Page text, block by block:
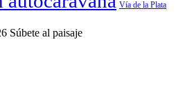
Vía de la Plata
Súbete al paisaje